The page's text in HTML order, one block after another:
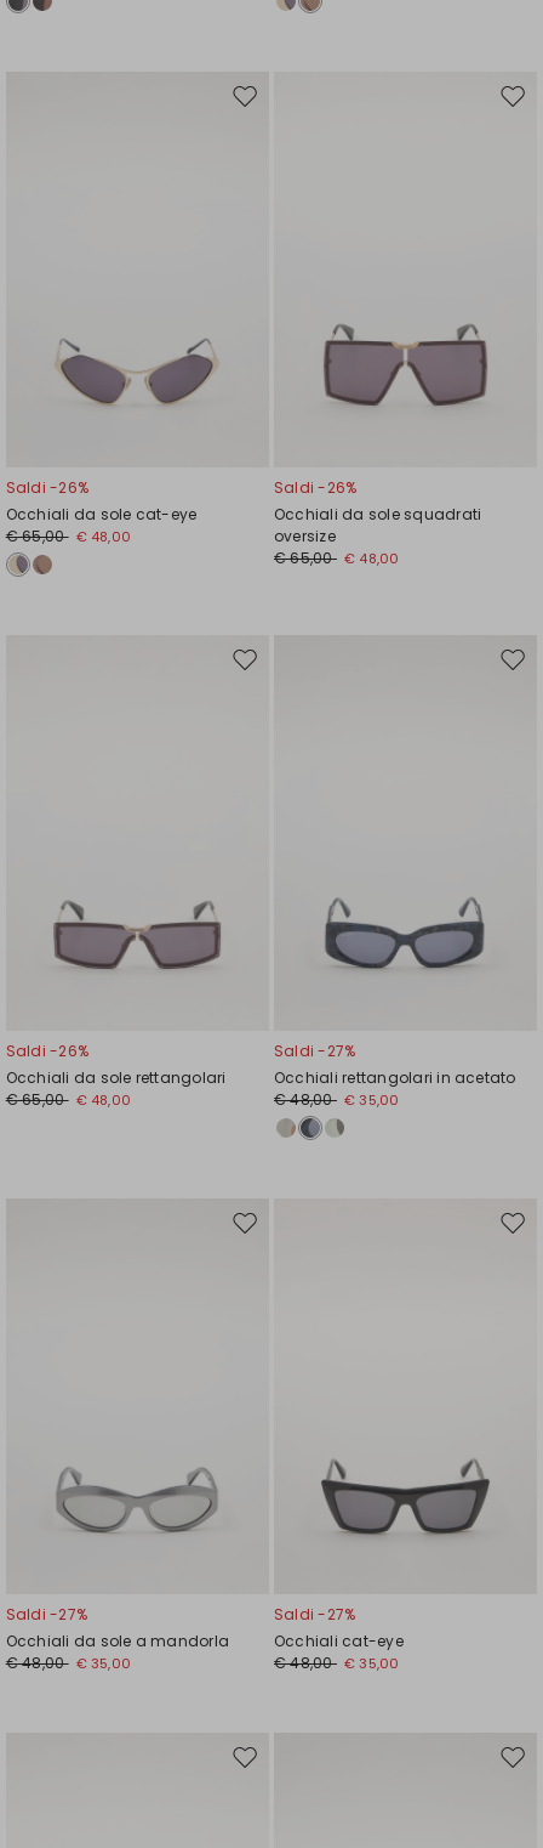
Sposta
Saldi -26%
Occhiali da sole cat-eye
€ 65,00 € 48,00
Saldi -26%
Occhiali da sole squadrati
oversize
€ 65,00 € 48,00
Sposta
Saldi -26%
Occhiali da sole rettangolari
€ 65,00 € 48,00
Saldi -27%
Occhiali rettangolari in acetato
€ 48,00 € 35,00
Sposta
Saldi -27%
Occhiali da sole a mandorla
€ 48,00 € 35,00
Saldi -27%
Occhiali cat-eye
€ 48,00 € 35,00
Sposta